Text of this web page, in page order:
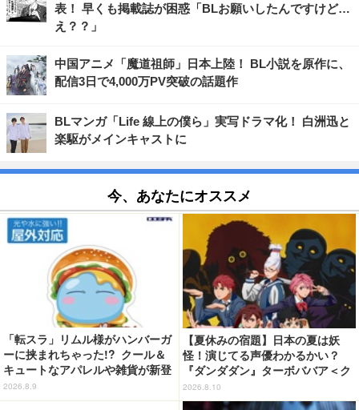
表！ 早くも掲載誌が困惑「BLお願いしたんですけど…
え？？」
中国アニメ「魔道祖師」日本上陸！ BL小説を原作に、
配信3日で4,000万PV突破の話題作
BLマンガ「Life 線上の僕ら」実写ドラマ化！ 白洲迅と
楽駆がメインキャストに
今、あなたにオススメ
「転スラ」リムル様がハンバーガ
ーに挟まれちゃった!? クール＆
キュートなアパレルや雑貨が新登
場！【COSPA】
2026.8.9
【夏休みの宿題】日本の夏は妖
怪！演じてる声優わかるかい？
『ダンダダン』ターボババア＜ク
イズ 第3回＞
2026.8.10